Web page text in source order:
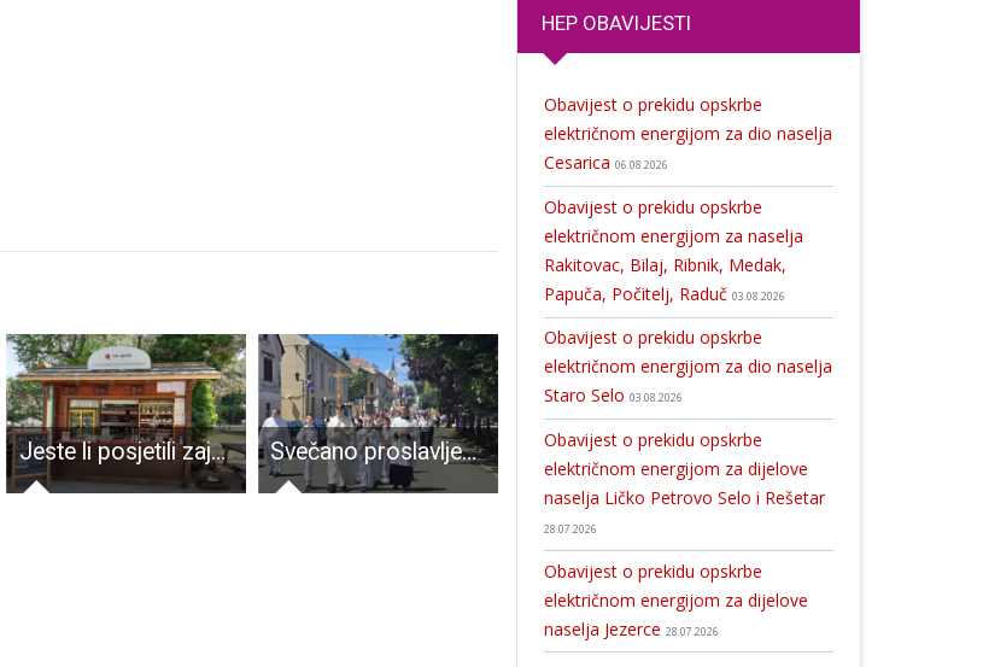
Jeste li posjetili zajedničko prodajno mjesto Lika Quality proizvoda? Svečano proslavljeno Tijelovo u Gospiću Uoči blagdana Svih svetih položeni vijenci i zapaljene svijeće za poginule hrvatske branitelje
HEP OBAVIJESTI
Obavijest o prekidu opskrbe
električnom energijom za dio naselja
Cesarica 06.08.2026
Obavijest o prekidu opskrbe
električnom energijom za naselja
Rakitovac, Bilaj, Ribnik, Medak,
Papuča, Počitelj, Raduč 03.08.2026
Obavijest o prekidu opskrbe
električnom energijom za dio naselja
Staro Selo 03.08.2026
Obavijest o prekidu opskrbe
električnom energijom za dijelove
naselja Ličko Petrovo Selo i Rešetar
28.07.2026
Obavijest o prekidu opskrbe
električnom energijom za dijelove
naselja Jezerce 28.07.2026